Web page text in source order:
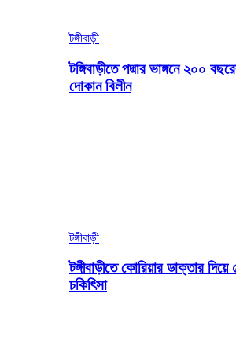
টঙ্গীবাড়ী
টঙ্গিবাড়ীতে পদ্মার ভাঙ্গনে ২০০
দোকান বিলীন
টঙ্গীবাড়ী
টঙ্গীবাড়ীতে কোরিয়ার ডাক্তার
চকিৎিসা